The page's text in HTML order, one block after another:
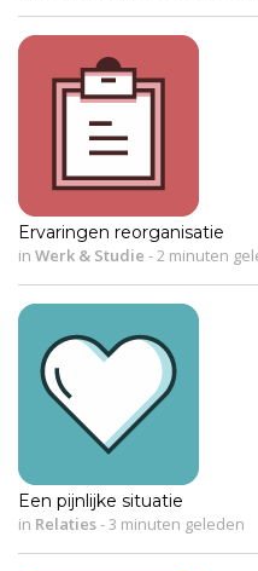
Ervaringen reorganisatie
in Werk & Studie -2 minuten
Een pijnlijke situatie
in Relaties-3 minuten geleden